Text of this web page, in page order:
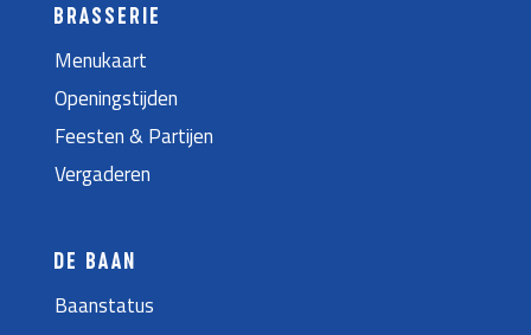
BRASSERIE
Menukaart
Openingstijden
Feesten & Partijen
Vergaderen
DE BAAN
Baanstatus